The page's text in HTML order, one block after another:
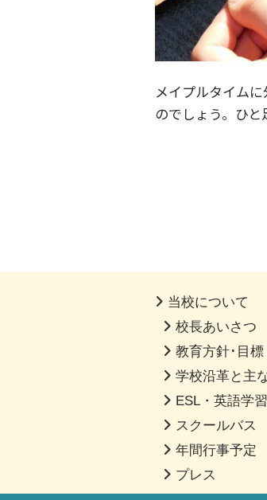
メイプルタイム
のでしょう。ひ
当校について
校長あいさつ
教育方針･目標
学校沿革と主
ESL・英語学習
スクールバス
年間行事予定
プレス